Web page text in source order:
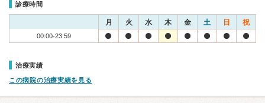
診療時間
月 火 水 木 金 土 日 祝
00:00-23:59
治療実績
この病院の治療実績を見る